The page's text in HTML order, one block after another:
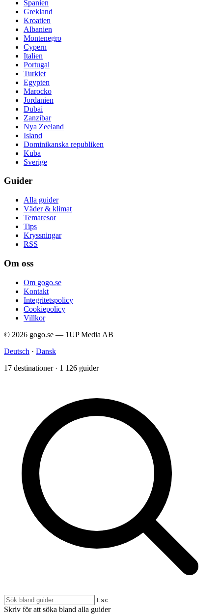
Spanien
Grekland
Kroatien
Albanien
Montenegro
Cypern
Italien
Portugal
Turkiet
Egypten
Marocko
Jordanien
Dubai
Zanzibar
Nya Zeeland
Island
Dominikanska republiken
Kuba
Sverige
Guider
Alla guider
Väder & klimat
Temaresor
Tips
Kryssningar
RSS
Om oss
Om gogo.se
Kontakt
Integritetspolicy
Cookiepolicy
Villkor
© 2026 gogo.se — 1UP Media AB
Deutsch · Dansk
17 destinationer · 1 126 guider
Esc
Skriv för att söka bland alla guider